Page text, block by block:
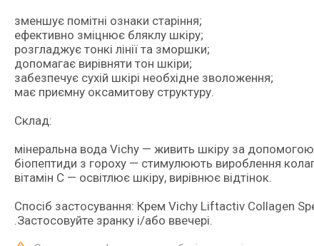
зменшує помітні ознаки старіння;
ефективно зміцнює бляклу шкіру;
розгладжує тонкі лінії та зморшки;
допомагає вирівняти тон шкіри;
забезпечує сухій шкірі необхідне зволоження;
має приємну оксамитову структуру.
Склад:
мінеральна вода Vichy — живить шкіру за
біопептиди з гороху — стимулюють вироблення
вітамін С — освітлює шкіру, вирівнює відтінок.
Спосіб застосування: Крем Vichy Liftactiv Collagen
.Застосовуйте зранку і/або ввечері.